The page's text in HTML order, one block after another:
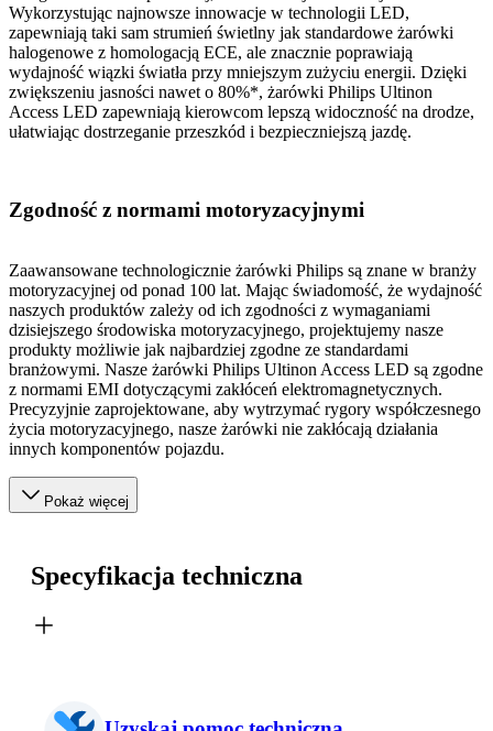
Wykorzystując najnowsze innowacje w technologii LED,
zapewniają taki sam strumień świetlny jak standardowe żarówki
halogenowe z homologacją ECE, ale znacznie poprawiają
wydajność wiązki światła przy mniejszym zużyciu energii. Dzięki
zwiększeniu jasności nawet o 80%*, żarówki Philips Ultinon
Access LED zapewniają kierowcom lepszą widoczność na drodze,
ułatwiając dostrzeganie przeszkód i bezpieczniejszą jazdę.
Zgodność z normami motoryzacyjnymi
Zaawansowane technologicznie żarówki Philips są znane w branży
motoryzacyjnej od ponad 100 lat. Mając świadomość, że wydajność
naszych produktów zależy od ich zgodności z wymaganiami
dzisiejszego środowiska motoryzacyjnego, projektujemy nasze
produkty możliwie jak najbardziej zgodne ze standardami
branżowymi. Nasze żarówki Philips Ultinon Access LED są zgodne
z normami EMI dotyczącymi zakłóceń elektromagnetycznych.
Precyzyjnie zaprojektowane, aby wytrzymać rygory współczesnego
życia motoryzacyjnego, nasze żarówki nie zakłócają działania
innych komponentów pojazdu.
Pokaż więcej
Specyfikacja techniczna